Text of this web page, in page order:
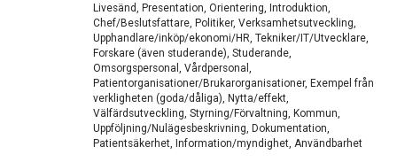
Livesänd, Presentation, Orientering, Introduktion,
Chef/Beslutsfattare, Politiker, Verksamhetsutveckling,
Upphandlare/inköp/ekonomi/HR, Tekniker/IT/Utvecklare,
Forskare (även studerande), Studerande,
Omsorgspersonal, Vårdpersonal,
Patientorganisationer/Brukarorganisationer, Exempel från
verkligheten (goda/dåliga), Nytta/effekt,
Välfärdsutveckling, Styrning/Förvaltning, Kommun,
Uppföljning/Nulägesbeskrivning, Dokumentation,
Patientsäkerhet, Information/myndighet, Användbarhet